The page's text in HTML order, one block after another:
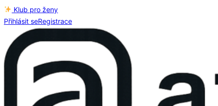
Klub pro ženy
Přihlásit seRegistrace